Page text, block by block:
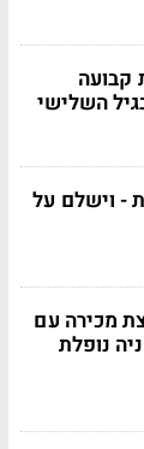
קבועה
השלישי
- וישלם על
מכירה עם
המניה נופלת